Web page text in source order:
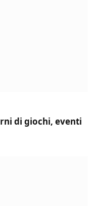
di giochi, eventi